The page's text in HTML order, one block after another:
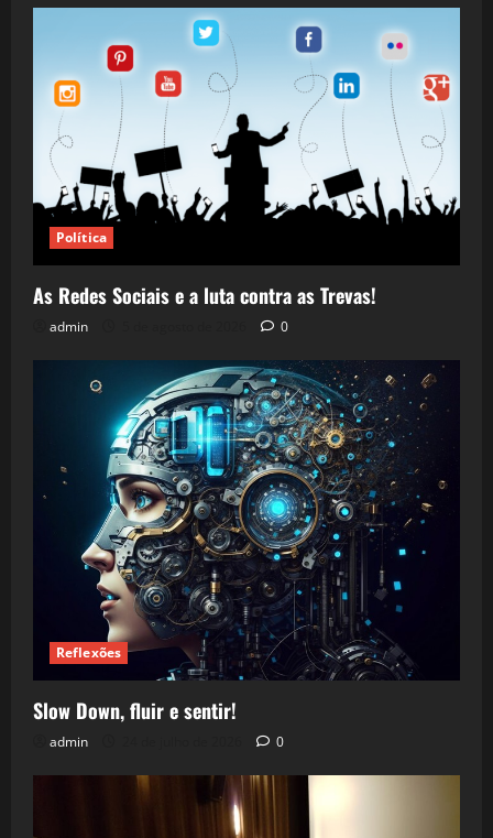
Política
As Redes Sociais e a luta contra as Trevas!
admin 0
Reflexões
Slow Down, fluir e sentir!
admin 0